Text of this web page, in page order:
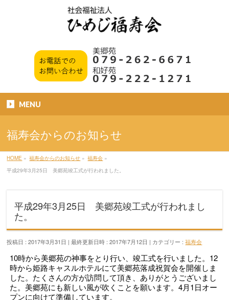
MENU
福寿会からのお知らせ
HOME » 福寿会からのお知らせ » 福寿会 »
平成29年3月25日 美郷苑竣工式が行われました。
平成29年3月25日 美郷苑竣工式が行われまし
た。
投稿日 : 2017年3月31日 最終更新日時 : 2017年7月12日 カテゴリー :福寿会
10時から美郷苑の神事をとり行い、竣工式を行いました。12
時から姫路キャスルホテルにて美郷苑落成祝賀会を開催しま
した。たくさんの方が訪問して頂き、ありがとうございまし
た。美郷苑にも新しい風が吹くことを願います。4月1日オー
プンに向けて準備しています。